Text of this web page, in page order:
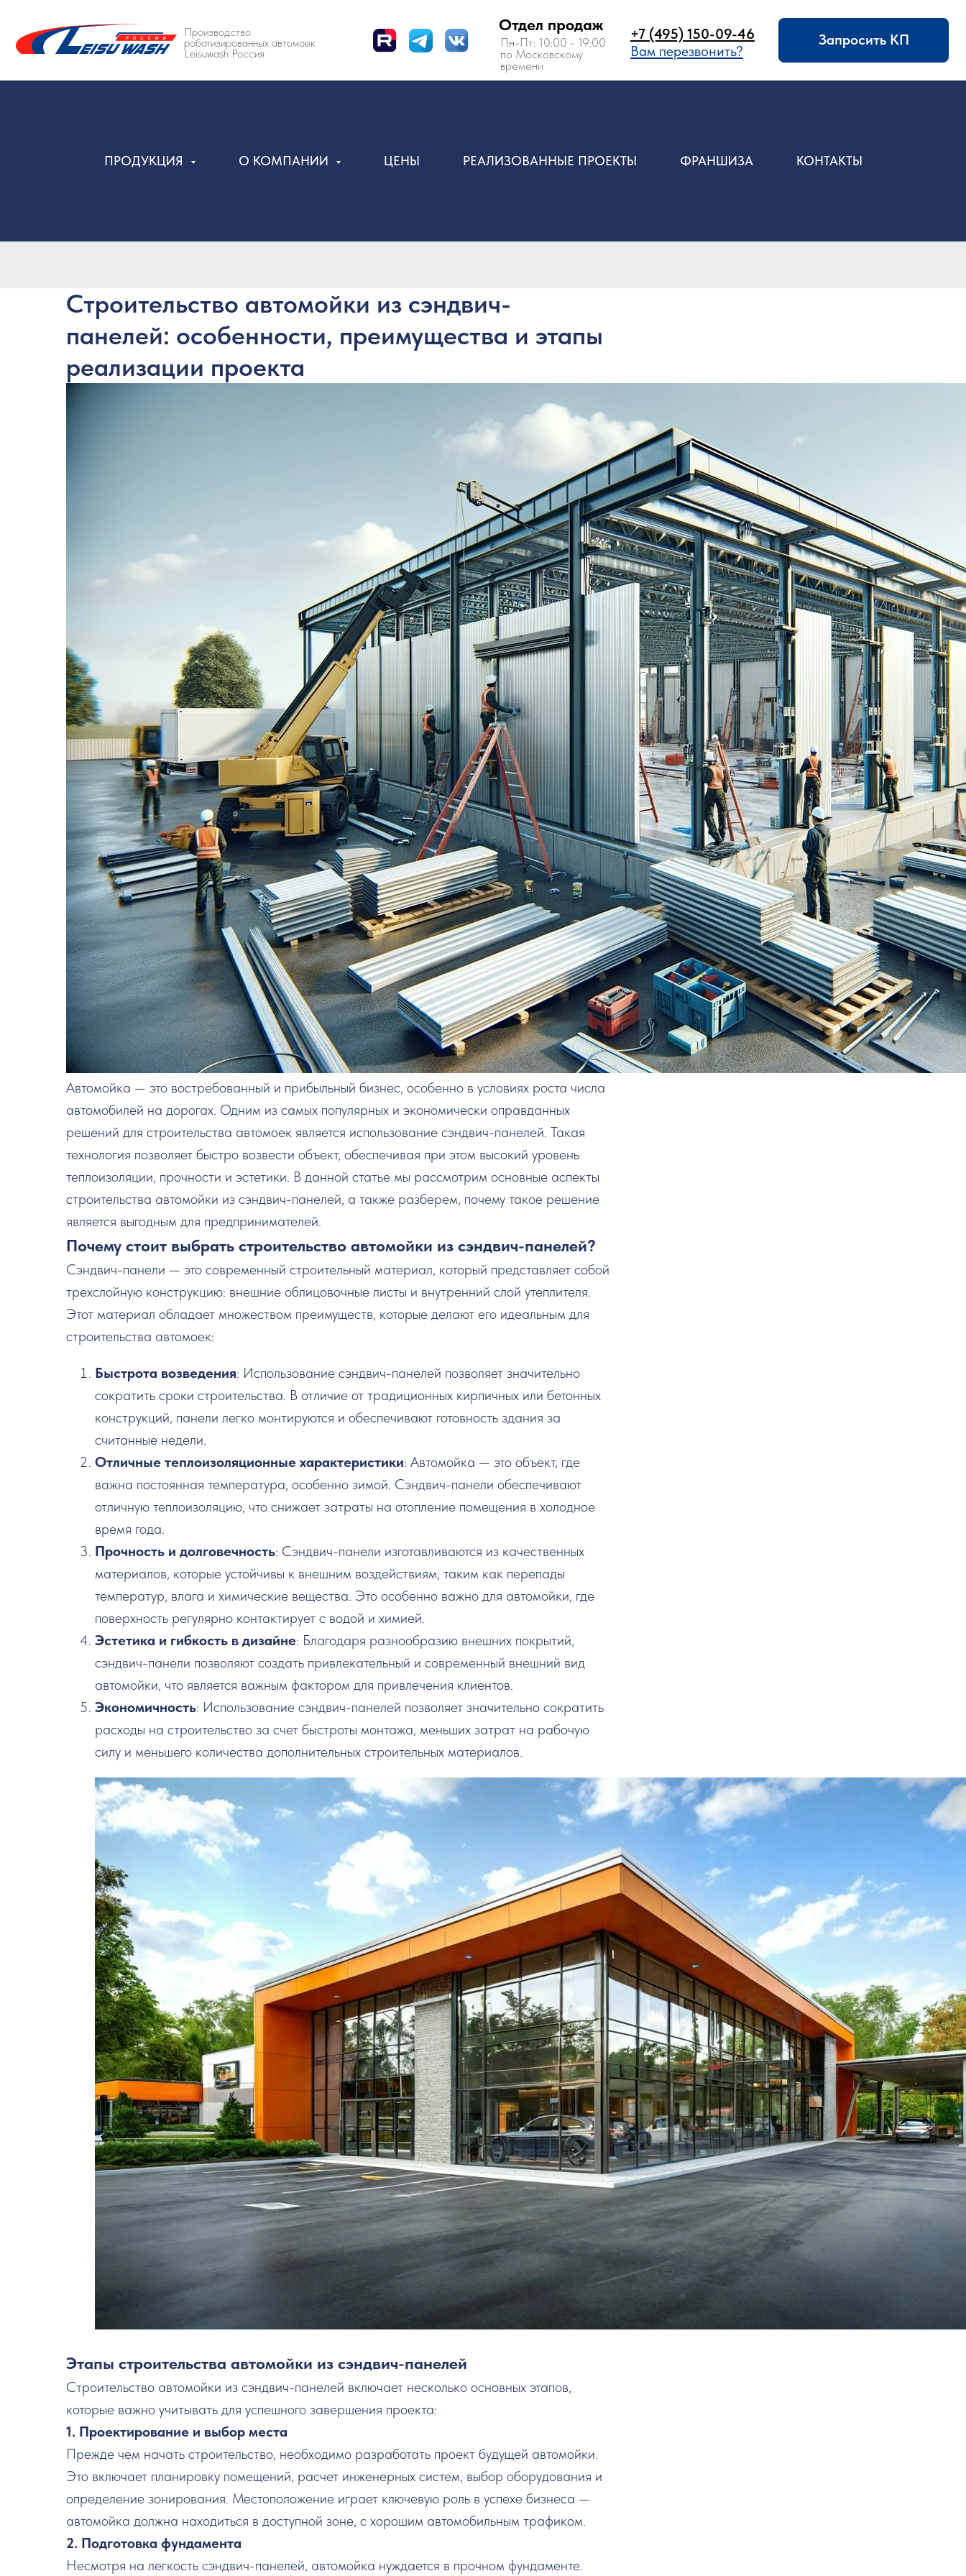
Производство
роботизированных автомоек
Leisuwash Россия
+7 (495) 150-09-46
Отдел продаж
Пн-Пт: 10:00 - 19:00
по Московскому
Вам перезвонить?
Запросить КП
ПРОДУКЦИЯ О КОМПАНИИ ЦЕНЫ РЕАЛИЗОВАННЫЕ ПРОЕКТЫ ФРАНШИЗА КОНТАКТЫ
Строительство автомойки из сэндвич-
панелей: особенности, преимущества и этапы
реализации проекта
Автомойка — это востребованный и прибыльный бизнес, особенно в условиях роста числа
автомобилей на дорогах. Одним из самых популярных и экономически оправданных
решений для строительства автомоек является использование сэндвич-панелей. Такая
технология позволяет быстро возвести объект, обеспечивая при этом высокий уровень
теплоизоляции, прочности и эстетики. В данной статье мы рассмотрим основные аспекты
строительства автомойки из сэндвич-панелей, а также разберем, почему такое решение
является выгодным для предпринимателей.
Почему стоит выбрать строительство автомойки из сэндвич-панелей?
Сэндвич-панели — это современный строительный материал, который представляет собой
трехслойную конструкцию: внешние облицовочные листы и внутренний слой утеплителя.
Этот материал обладает множеством преимуществ, которые делают его идеальным для
строительства автомоек:
Быстрота возведения: Использование сэндвич-панелей позволяет значительно
сократить сроки строительства. В отличие от традиционных кирпичных или бетонных
конструкций, панели легко монтируются и обеспечивают готовность здания за
считанные недели.
Отличные теплоизоляционные характеристики: Автомойка — это объект, где
важна постоянная температура, особенно зимой. Сэндвич-панели обеспечивают
отличную теплоизоляцию, что снижает затраты на отопление помещения в холодное
время года.
Прочность и долговечность: Сэндвич-панели изготавливаются из качественных
материалов, которые устойчивы к внешним воздействиям, таким как перепады
температур, влага и химические вещества. Это особенно важно для автомойки, где
поверхность регулярно контактирует с водой и химией.
Эстетика и гибкость в дизайне: Благодаря разнообразию внешних покрытий,
сэндвич-панели позволяют создать привлекательный и современный внешний вид
автомойки, что является важным фактором для привлечения клиентов.
Экономичность: Использование сэндвич-панелей позволяет значительно сократить
расходы на строительство за счет быстроты монтажа, меньших затрат на рабочую
силу и меньшего количества дополнительных строительных материалов.
Этапы строительства автомойки из сэндвич-панелей
Строительство автомойки из сэндвич-панелей включает несколько основных этапов,
которые важно учитывать для успешного завершения проекта:
1. Проектирование и выбор места
Прежде чем начать строительство, необходимо разработать проект будущей автомойки.
Это включает планировку помещений, расчет инженерных систем, выбор оборудования и
определение зонирования. Местоположение играет ключевую роль в успехе бизнеса —
автомойка должна находиться в доступной зоне, с хорошим автомобильным трафиком.
2. Подготовка фундамента
Несмотря на легкость сэндвич-панелей, автомойка нуждается в прочном фундаменте.